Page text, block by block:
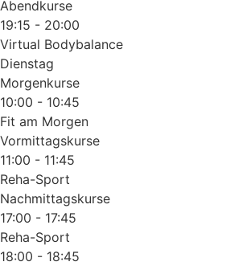
Abendkurse
19:15 - 20:00
Virtual Bodybalance
Dienstag
Morgenkurse
10:00 - 10:45
Fit am Morgen
Vormittagskurse
11:00 - 11:45
Reha-Sport
Nachmittagskurse
17:00 - 17:45
Reha-Sport
18:00 - 18:45